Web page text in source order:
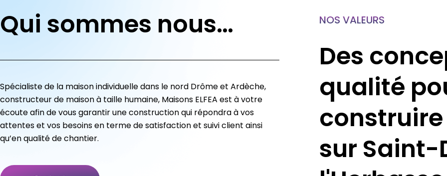
Qui sommes nous…
Spécialiste de la maison individuelle dans le nord Drôme et Ardèche,
constructeur de maison à taille humaine, Maisons ELFEA est à votre
écoute afin de vous garantir une construction qui répondra à vos
attentes et vos besoins en terme de satisfaction et suivi client ainsi
qu’en qualité de chantier.
NOS VALEURS
Des
qualité
sur